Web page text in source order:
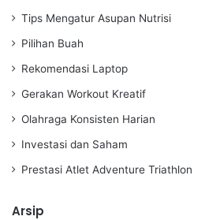
Tips Mengatur Asupan Nutrisi
Pilihan Buah
Rekomendasi Laptop
Gerakan Workout Kreatif
Olahraga Konsisten Harian
Investasi dan Saham
Prestasi Atlet Adventure Triathlon
Arsip